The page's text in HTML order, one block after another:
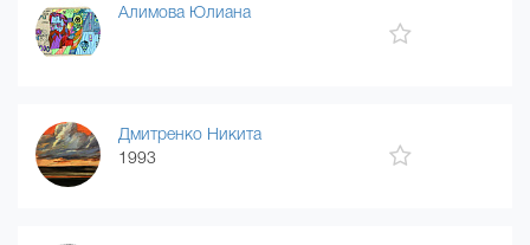
Алимова Юлиана
Дмитренко Никита
1993